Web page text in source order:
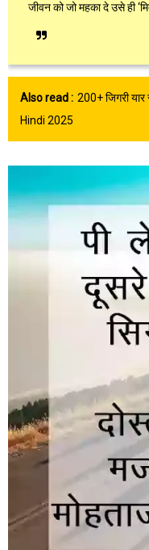
जीवन को जो महका दे उसे ही
Also read : 200+ जिगरी
Hindi 2025